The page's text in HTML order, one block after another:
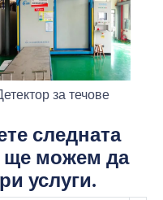
за течове
следната
можем да
услуги.